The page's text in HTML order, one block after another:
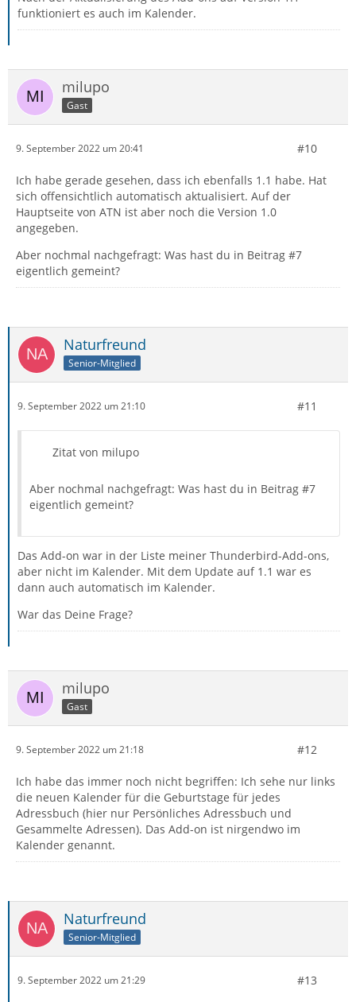
funktioniert es auch im Kalender.
milupo
Gast
9. September 2022 um 20:41 #10
Ich habe gerade gesehen, dass ich ebenfalls 1.1 habe. Hat
sich offensichtlich automatisch aktualisiert. Auf der
Hauptseite von ATN ist aber noch die Version 1.0
angegeben.
Aber nochmal nachgefragt: Was hast du in Beitrag #7
eigentlich gemeint?
Naturfreund
Senior-Mitglied
9. September 2022 um 21:10 #11
Zitat von milupo
Aber nochmal nachgefragt: Was hast du in Beitrag #7
eigentlich gemeint?
Das Add-on war in der Liste meiner Thunderbird-Add-ons,
aber nicht im Kalender. Mit dem Update auf 1.1 war es
dann auch automatisch im Kalender.
War das Deine Frage?
milupo
Gast
9. September 2022 um 21:18 #12
Ich habe das immer noch nicht begriffen: Ich sehe nur links
die neuen Kalender für die Geburtstage für jedes
Adressbuch (hier nur Persönliches Adressbuch und
Gesammelte Adressen). Das Add-on ist nirgendwo im
Kalender genannt.
Naturfreund
Senior-Mitglied
9. September 2022 um 21:29 #13